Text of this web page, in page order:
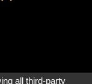
all third-party